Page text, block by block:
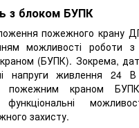
з блоком БУПК
пожежного крану
можливості роботи з
(БУПК). Зокрема,
напруги живлення 24
пожежним краном
захисту.